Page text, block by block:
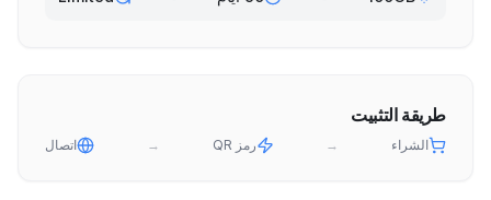
طريقة التثبيت
الشراء → رمز QR → اتصال